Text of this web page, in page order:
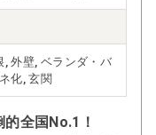
, 外壁, ベランダ・バ
化, 玄関
全国No.1！